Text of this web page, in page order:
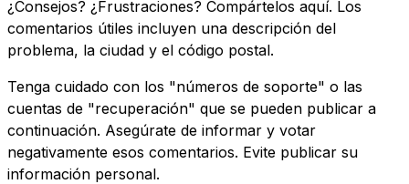
¿Consejos? ¿Frustraciones? Compártelos aquí. Los
comentarios útiles incluyen una descripción del
problema, la ciudad y el código postal.
Tenga cuidado con los "números de soporte" o las
cuentas de "recuperación" que se pueden publicar a
continuación. Asegúrate de informar y votar
negativamente esos comentarios. Evite publicar su
información personal.